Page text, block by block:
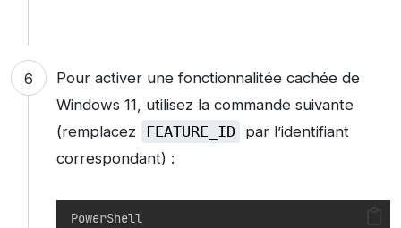
Pour activer une fonctionnalitée cachée de
Windows 11, utilisez la commande suivante
(remplacez
FEATURE_ID
par l’identifiant
correspondant) :
PowerShell